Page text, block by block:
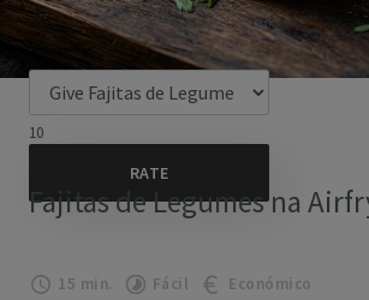
10
Fajitas de Legumes na
15 min. Fácil Económico